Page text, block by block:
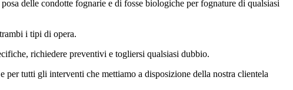
delle condotte fognarie e di fosse biologiche per fognature di qualsiasi
i tipi di opera.
richiedere preventivi e togliersi qualsiasi dubbio.
tutti gli interventi che mettiamo a disposizione della nostra clientela